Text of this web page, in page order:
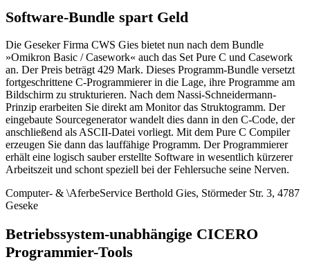
Software-Bundle spart Geld
Die Geseker Firma CWS Gies bietet nun nach dem Bundle
»Omikron Basic / Casework« auch das Set Pure C und Casework
an. Der Preis beträgt 429 Mark. Dieses Programm-Bundle versetzt
fortgeschrittene C-Programmierer in die Lage, ihre Programme am
Bildschirm zu strukturieren. Nach dem Nassi-Schneidermann-
Prinzip erarbeiten Sie direkt am Monitor das Struktogramm. Der
eingebaute Sourcegenerator wandelt dies dann in den C-Code, der
anschließend als ASCII-Datei vorliegt. Mit dem Pure C Compiler
erzeugen Sie dann das lauffähige Programm. Der Programmierer
erhält eine logisch sauber erstellte Software in wesentlich kürzerer
Arbeitszeit und schont speziell bei der Fehlersuche seine Nerven.
Computer- & \AferbeService Berthold Gies, Störmeder Str. 3, 4787
Geseke
Betriebssystem-unabhängige CICERO
Programmier-Tools